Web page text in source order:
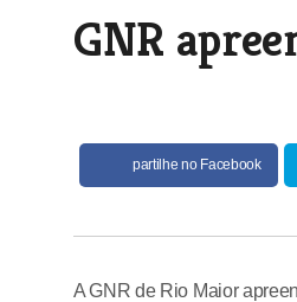
GNR
partilhe no Facebook
A GNR de Rio Maior